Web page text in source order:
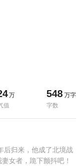
万
值
548 万字
字数
后归来，他成了北境战
女者，跪下颤抖吧！